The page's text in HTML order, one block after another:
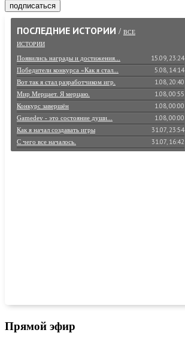
подписаться
ПОСЛЕДНИЕ ИСТОРИИ / ВСЕ
ИСТОРИИ
Появились награды и достижения... 15.09, 23:24
Победители конкурса «Как я стал... 5.08, 14:14
Вот так я стал разработчиком игр. 1.08, 20:40
Мир Мерцает. Я мерцаю. 1.08, 00:55
Конкурс завершён 1.08, 00:00
Gamedev - это состояние души... 1.08, 00:00
Как я начал создавать игры 31.07, 23:54
С чего все началось. 31.07, 16:42
Большое путешествие в мир игростроя 30.07, 23:59
Прямой эфир